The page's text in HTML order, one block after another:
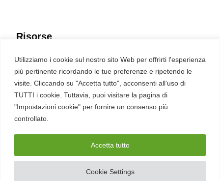
Utilizziamo i cookie sul nostro sito Web per offrirti l'esperienza
più pertinente ricordando le tue preferenze e ripetendo le
visite. Cliccando su "Accetta tutto", acconsenti all'uso di
TUTTI i cookie. Tuttavia, puoi visitare la pagina di
"Impostazioni cookie" per fornire un consenso più
controllato.
Cookie Settings
Accetta tutto
Risorse
Eventi
Fumetto Cyber
Newsletter
Servizi
Pubblicità
English
Ultime CVE critiche
2026 – REDHOTCYBER Srl. Tutti i diritti riservati